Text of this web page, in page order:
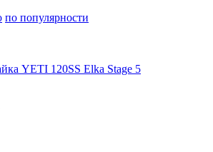
по популярности
YETI 120SS Elka Stage 5